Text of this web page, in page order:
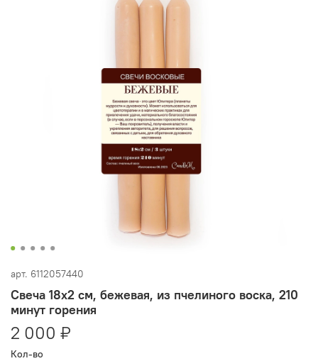
арт. 6112057440
Свеча 18х2 см, бежевая, из пчелиного воска, 210
минут горения
2 000 ₽
Кол-во